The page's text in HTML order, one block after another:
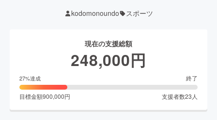
kodomonoundo スポーツ
現在の支援総額
248,000円
27%達成 終了
目標金額900,000円 支援者数23 人